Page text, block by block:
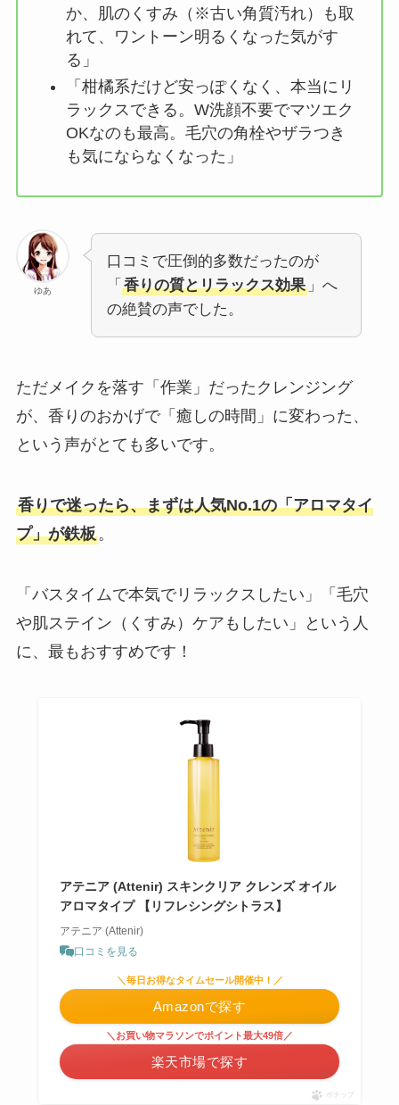
か、肌のくすみ（※古い角質汚れ）も取
れて、ワントーン明るくなった気がす
る」
「柑橘系だけど安っぽくなく、本当にリ
ラックスできる。W洗顔不要でマツエク
OKなのも最高。毛穴の角栓やザラつき
も気にならなくなった」
ゆあ
口コミで圧倒的多数だったのが
「 香りの質とリラックス効果」へ
の絶賛の声でした。
ただメイクを落す「作業」だったクレンジング
が、香りのおかげで「癒しの時間」に変わった、
という声がとても多いです。
香りで迷ったら、まずは人気No.1の「アロマタイ
プ」が鉄板。
「バスタイムで本気でリラックスしたい」「毛穴
や肌ステイン（くすみ）ケアもしたい」という人
に、最もおすすめです！
アテニア (Attenir) スキンクリア クレンズ オイル
アロマタイプ 【リフレシングシトラス】
アテニア (Attenir)
口コミを見る
＼毎日お得なタイムセール開催中！／
Amazonで探す
＼お買い物マラソンでポイント最大49倍／
楽天市場で探す
ポチップ